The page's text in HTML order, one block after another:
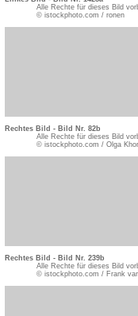
Alle Rechte für dieses Bild
© istockphoto.com / ronen
Rechtes Bild - Bild Nr. 82b
Alle Rechte für dieses Bild
© istockphoto.com / Olga
Rechtes Bild - Bild Nr. 239b
Alle Rechte für dieses Bild
© istockphoto.com / Frank